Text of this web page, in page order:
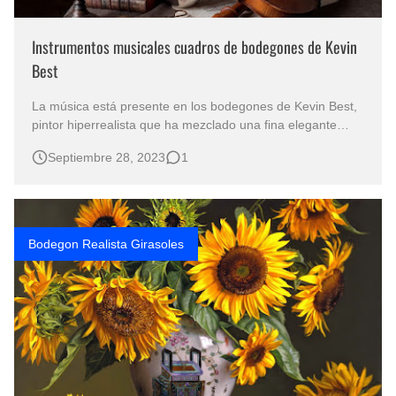
Instrumentos musicales cuadros de bodegones de Kevin
Best
La música está presente en los bodegones de Kevin Best,
pintor hiperrealista que ha mezclado una fina elegante
musicales. Violin, partitura musical, libro, velón y calavera
hiperrealista de …
Septiembre 28, 2023 1
Bodegon Realista Girasoles